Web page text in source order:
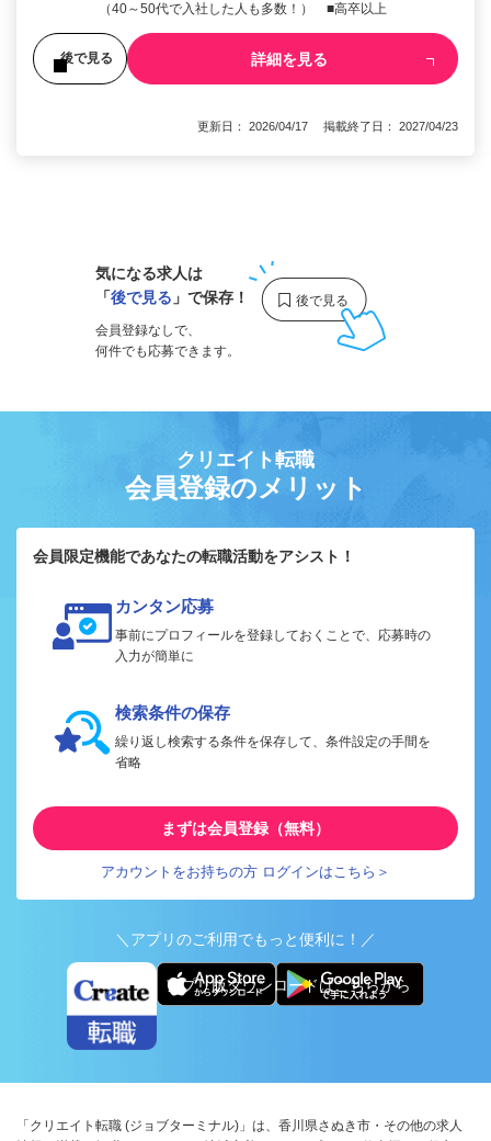
（40～50代で入社した人も多数！） ■高卒以上
後で見る 詳細を見る
更新日： 2026/04/17 掲載終了日： 2027/04/23
気になる求人は
「後で見る 」で保存！
会員登録なしで、
何件でも応募できます。
クリエイト転職
会員登録のメリット
会員限定機能であなたの転職活動をアシスト！
カンタン応募
事前にプロフィールを登録しておくことで、応募時の
入力が簡単に
検索条件の保存
繰り返し検索する条件を保存して、条件設定の手間を
省略
まずは会員登録（無料）
アカウントをお持ちの方 ログインはこちら＞
＼アプリのご利用でもっと便利に！／
アプリ版ダウンロードはこちらから
「クリエイト転職 (ジョブターミナル)」は、香川県さぬき市・その他の求人